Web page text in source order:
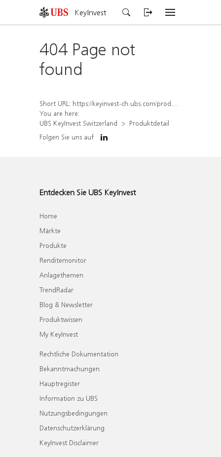
KeyInvest
404 Page not
found
Short URL: https://keyinvest-ch.ubs.com/produkt/detail/index/isin/CH1579766234
You are here:
UBS KeyInvest Switzerland
Produktdetail
Folgen Sie uns auf
Entdecken Sie UBS KeyInvest
Home
Märkte
Produkte
Renditemonitor
Anlagethemen
TrendRadar
Blog & Newsletter
Produktwissen
My KeyInvest
Rechtliche Dokumentation
Bekanntmachungen
Hauptregister
Information zu UBS
Nutzungsbedingungen
Datenschutzerklärung
KeyInvest Disclaimer